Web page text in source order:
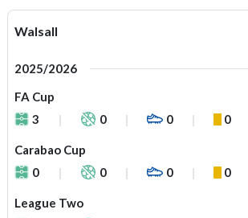
Walsall
2025/2026
FA Cup
3
0 0 0
Carabao Cup
0
0 0 0
League Two